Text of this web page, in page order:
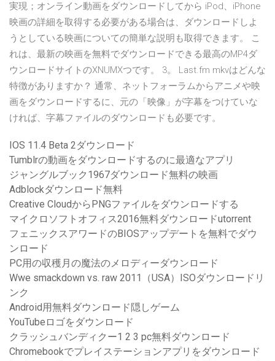
実現；オンライン動画をダウンロードしてから iPod、iPhone
映画の詳細を取得する必要がある場合は、ダウンロードしよ
うとしている映画についての簡単な説明も取得できます。 こ
れは、最新の映画を無料でダウンロードできる最高のMP4ダ
ウンロードサイトのXNUMXつです。 3。 Last.fm mkvはどんな
特徴がありますか？ 通常、ネットフォーラムからアニメや映
画をダウンロードするに、元の「映像」が字幕をつけていな
ければ、字幕ファイルのダウンロードも必要です。
IOS 11.4 Beta 2ダウンロード
Tumblrの動画をダウンロードするのに最適なアプリ
ジャングルブック1967ダウンロード無料の映画
Adblockダウンロード無料
Creative CloudからPNGファイルをダウンロードする
マイクロソフトオフィス2016無料ダウンロードutorrent
フェニックスアワードのBIOSアップデートを無料でダウ
ンロード
PC用の収穫月の魔法のメロディーダウンロード
Wwe smackdown vs. raw 2011（USA）ISOダウンロードリ
ンク
Android用無料ダウンロード隠しゲーム
YouTubeロゴをダウンロード
クラッシュバンディクー1 2 3 pc無料ダウンロード
Chromebookでプレイステーションアプリをダウンロード